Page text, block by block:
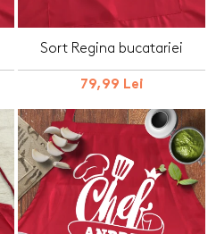
Sort Regina bucatariei
79,99 Lei